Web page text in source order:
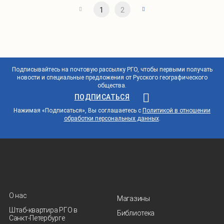
1 2
Подписывайтесь на почтовую рассылку РГО, чтобы первыми получать
новости и специальные предложения от Русского географического
общества.
ПОДПИСАТЬСЯ
Нажимая «Подписаться», Вы соглашаетесь с Политикой в отношении
обработки персональных данных.
О нас
Штаб-квартира РГО в
Санкт‑Петербурге
Магазины
Библиотека